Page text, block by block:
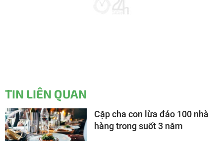
TIN LIÊN QUAN
Cặp cha con lừa đảo 100 nhà
hàng trong suốt 3 năm